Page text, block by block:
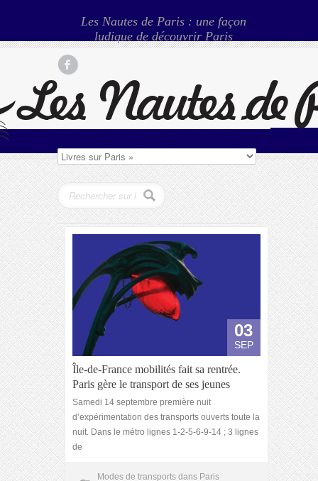
Les Nautes de Paris : une façon
ludique de découvrir Paris
03
SEP
Île-de-France mobilités fait sa rentrée.
Paris gère le transport de ses jeunes
Samedi 14 septembre première nuit
d’expérimentation des transports ouverts toute la
nuit. Dans le métro lignes 1-2-5-6-9-14 ; 3 lignes
de
Modes de transports dans Paris